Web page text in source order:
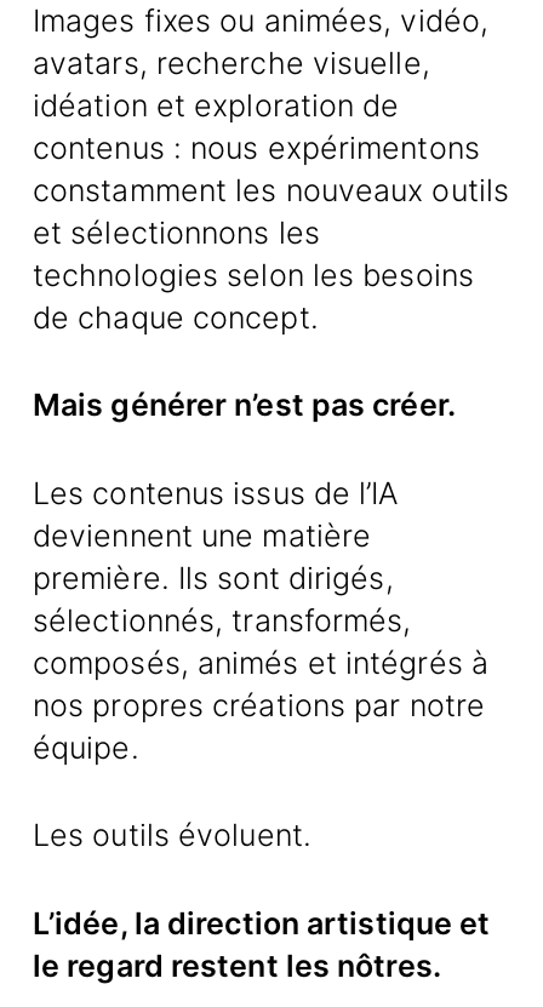
Images fixes ou animées, vidéo,
avatars, recherche visuelle,
idéation et exploration de
contenus : nous expérimentons
constamment les nouveaux outils
et sélectionnons les
technologies selon les besoins
de chaque concept.
Mais générer n’est pas créer.
Les contenus issus de l’IA
deviennent une matière
première. Ils sont dirigés,
sélectionnés, transformés,
composés, animés et intégrés à
nos propres créations par notre
équipe.
Les outils évoluent.
L’idée, la direction artistique et
le regard restent les nôtres.